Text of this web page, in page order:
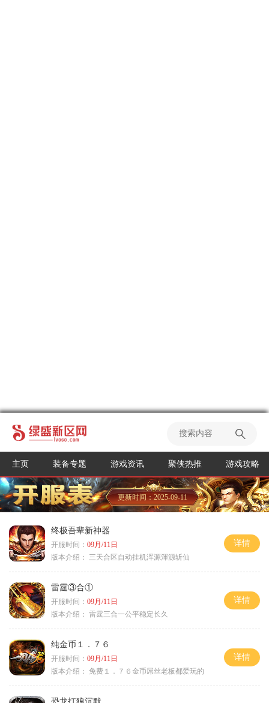
主页 装备专题 游戏资讯 聚侠热推 游戏攻略
更新时间：2025-09-11
终极吾辈新神器
开服时间： 09月/11日
版本介绍：
三天合区自动挂机浑源渾源斩仙
详情
雷霆③合①
开服时间： 09月/11日
版本介绍： 雷霆三合一公平稳定长久
详情
纯金币１．７６
开服时间： 09月/11日
版本介绍： 免费１．７６金币屌丝老板都爱玩的
详情